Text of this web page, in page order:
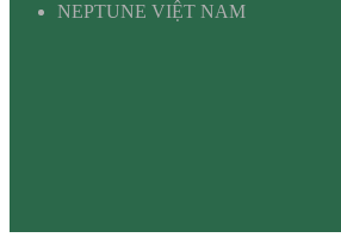
NEPTUNE VIỆT NAM